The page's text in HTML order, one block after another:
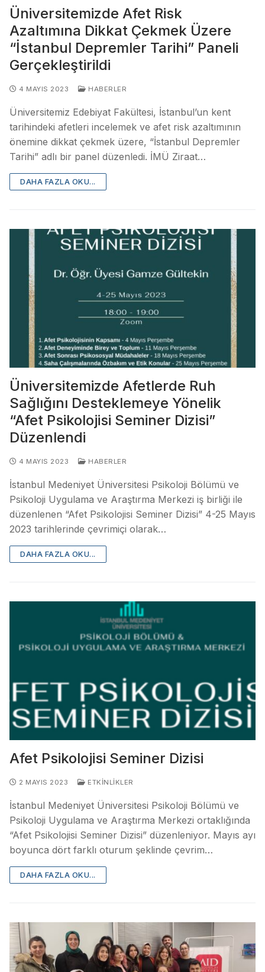
Üniversitemizde Afet Risk
Azaltımına Dikkat Çekmek Üzere
“İstanbul Depremler Tarihi” Paneli
Gerçekleştirildi
4 MAYIS 2023 HABERLER
Üniversitemiz Edebiyat Fakültesi, İstanbul’un kent
tarihindeki afetleri incelemek ve afet risk azaltımının
önemine dikkat çekmek üzere, “İstanbul Depremler
Tarihi” adlı bir panel düzenledi. İMÜ Ziraat…
DAHA FAZLA OKU...
Üniversitemizde Afetlerde Ruh
Sağlığını Desteklemeye Yönelik
“Afet Psikolojisi Seminer Dizisi”
Düzenlendi
4 MAYIS 2023 HABERLER
İstanbul Medeniyet Üniversitesi Psikoloji Bölümü ve
Psikoloji Uygulama ve Araştırma Merkezi iş birliği ile
düzenlenen “Afet Psikolojisi Seminer Dizisi” 4-25 Mayıs
2023 tarihlerinde çevrimiçi olarak…
DAHA FAZLA OKU...
Afet Psikolojisi Seminer Dizisi
2 MAYIS 2023 ETKINLIKLER
İstanbul Medeniyet Üniversitesi Psikoloji Bölümü ve
Psikoloji Uygulama ve Araştırma Merkezi ortaklığında
“Afet Psikolojisi Seminer Dizisi” düzenleniyor. Mayıs ayı
boyunca dört farklı oturum şeklinde çevrim…
DAHA FAZLA OKU...